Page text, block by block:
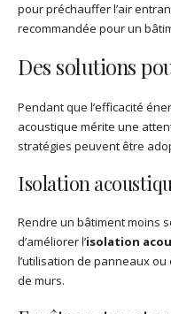
pour préchauffer l’air
recommandée pour un
Des solutions
Pendant que l’efficacité
acoustique mérite une
stratégies peuvent être
Isolation
Rendre un bâtiment moins
d’améliorer l’isolation
l’utilisation de panneaux
de murs.